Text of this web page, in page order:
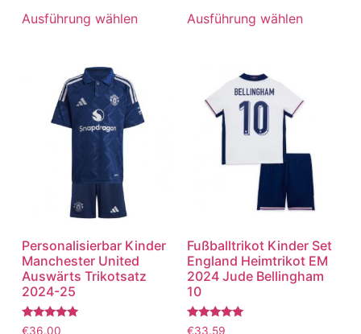
von 5
Ausführung wählen
von 5
Ausführung wählen
Personalisierbar Kinder
Manchester United
Auswärts Trikotsatz
2024-25
Bewertet
€36.00
Fußballtrikot Kinder Set
England Heimtrikot EM
2024 Jude Bellingham
10
Bewertet
€33.59